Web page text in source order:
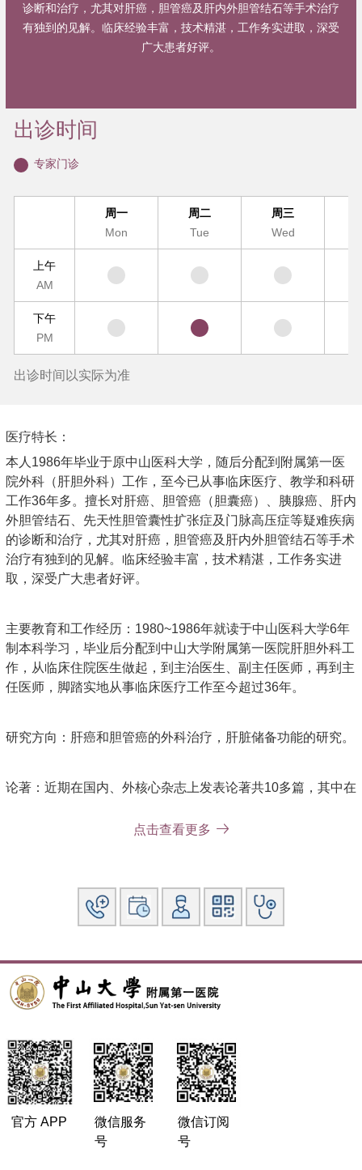
诊断和治疗，尤其对肝癌，胆管癌及肝内外胆管结石等手术治疗
有独到的见解。临床经验丰富，技术精湛，工作务实进取，深受
广大患者好评。
出诊时间
专家门诊
周一
Mon
周二
Tue
周三
Wed
上午
AM
下午
PM
出诊时间以实际为准
医疗特长：
本人1986年毕业于原中山医科大学，随后分配到附属第一医
院外科（肝胆外科）工作，至今已从事临床医疗、教学和科研
工作36年多。擅长对肝癌、胆管癌（胆囊癌）、胰腺癌、肝内
外胆管结石、先天性胆管囊性扩张症及门脉高压症等疑难疾病
的诊断和治疗，尤其对肝癌，胆管癌及肝内外胆管结石等手术
治疗有独到的见解。临床经验丰富，技术精湛，工作务实进
取，深受广大患者好评。
主要教育和工作经历：1980~1986年就读于中山医科大学6年
制本科学习，毕业后分配到中山大学附属第一医院肝胆外科工
作，从临床住院医生做起，到主治医生、副主任医师，再到主
任医师，脚踏实地从事临床医疗工作至今超过36年。
研究方向：肝癌和胆管癌的外科治疗，肝脏储备功能的研究。
论著：近期在国内、外核心杂志上发表论著共10多篇，其中在
点击查看更多
官方 APP
微信服务
号
微信订阅
号